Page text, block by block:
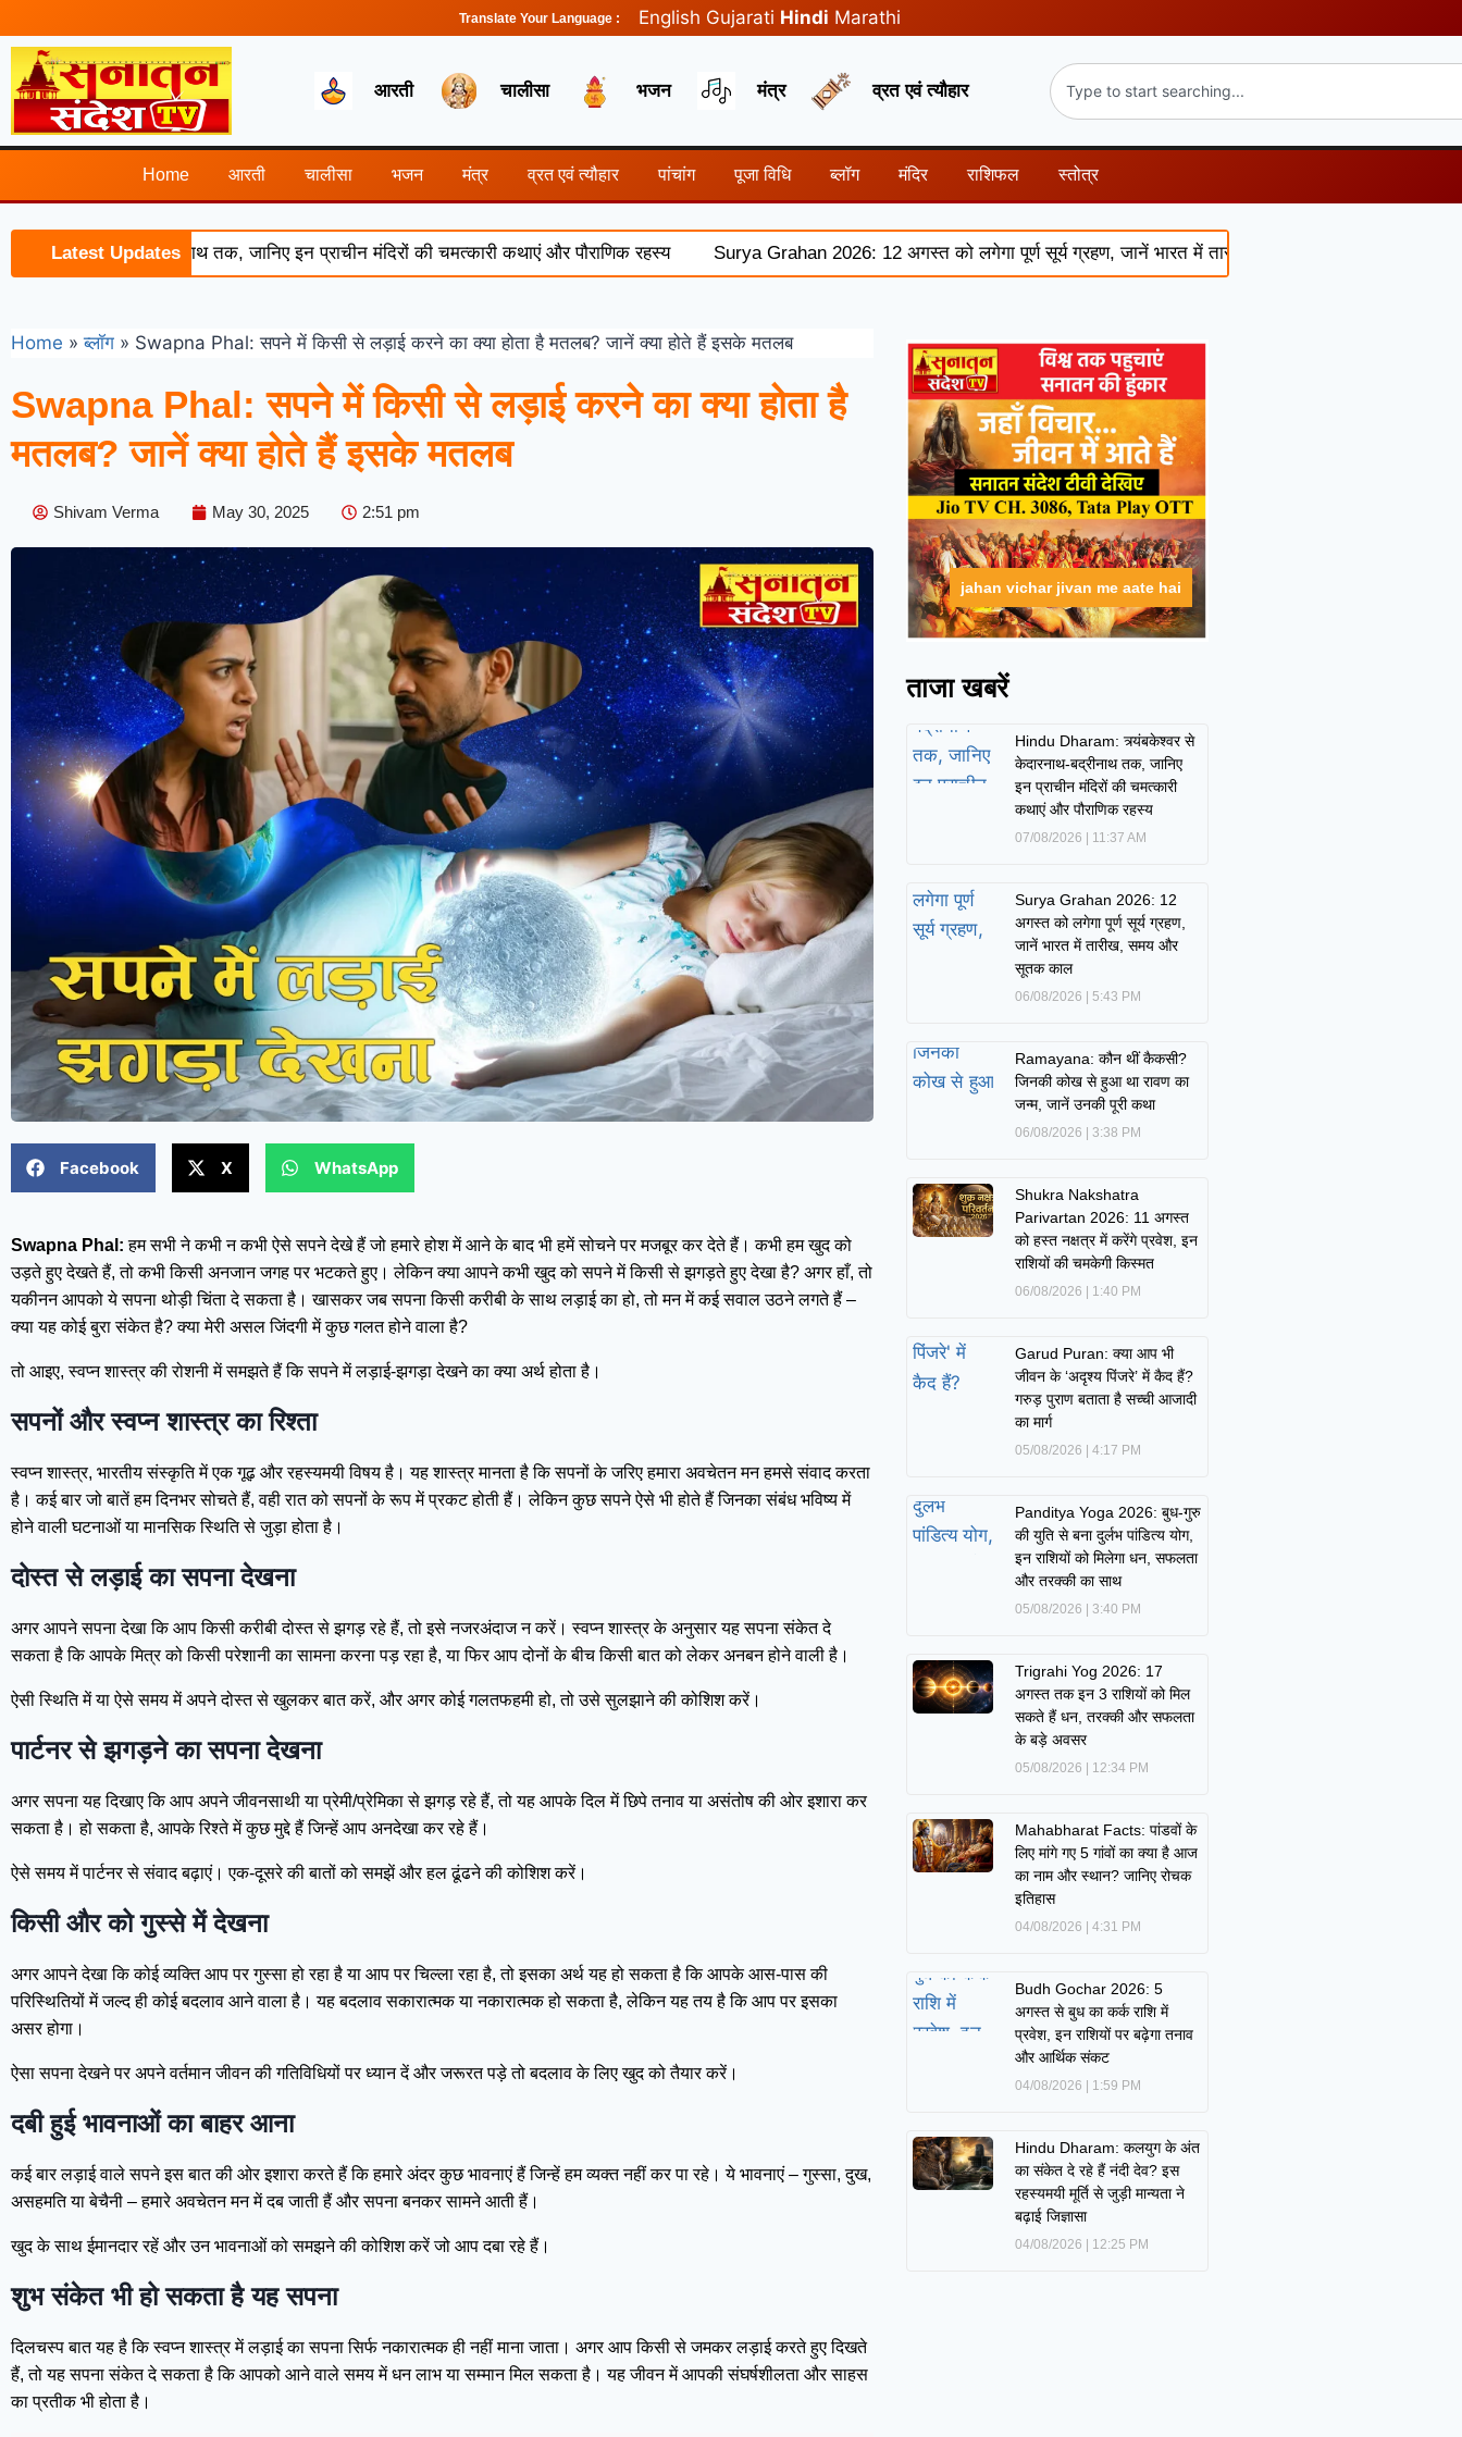
Translate Your Language : English Gujarati Hindi Marathi
आरती चालीसा भजन मंत्र व्रत एवं त्यौहार
Home आरती चालीसा भजन मंत्र व्रत एवं त्यौहार पांचांग पूजा विधि ब्लॉग मंदिर राशिफल स्तोत्र
Latest Updates
केदारनाथ-बद्रीनाथ तक, जानिए इन प्राचीन मंदिरों की चमत्कारी कथाएं और पौराणिक रहस्य Surya Grahan 2026: 12 अगस्त को लगेगा पूर्ण सूर्य ग्रहण, जानें भारत में तारीख, समय और सूतक काल
Home » ब्लॉग » Swapna Phal: सपने में किसी से लड़ाई करने का क्या होता है मतलब? जानें क्या होते हैं इसके मतलब
Swapna Phal: सपने में किसी से लड़ाई करने का क्या होता है
मतलब? जानें क्या होते हैं इसके मतलब
Shivam Verma May 30, 2025 2:51 pm
Facebook X WhatsApp
Swapna Phal: हम सभी ने कभी न कभी ऐसे सपने देखे हैं जो हमारे होश में आने के बाद भी हमें सोचने पर मजबूर कर देते हैं। कभी हम खुद को
उड़ते हुए देखते हैं, तो कभी किसी अनजान जगह पर भटकते हुए। लेकिन क्या आपने कभी खुद को सपने में किसी से झगड़ते हुए देखा है? अगर हाँ, तो
यकीनन आपको ये सपना थोड़ी चिंता दे सकता है। खासकर जब सपना किसी करीबी के साथ लड़ाई का हो, तो मन में कई सवाल उठने लगते हैं –
क्या यह कोई बुरा संकेत है? क्या मेरी असल जिंदगी में कुछ गलत होने वाला है?
तो आइए, स्वप्न शास्त्र की रोशनी में समझते हैं कि सपने में लड़ाई-झगड़ा देखने का क्या अर्थ होता है।
सपनों और स्वप्न शास्त्र का रिश्ता
स्वप्न शास्त्र, भारतीय संस्कृति में एक गूढ़ और रहस्यमयी विषय है। यह शास्त्र मानता है कि सपनों के जरिए हमारा अवचेतन मन हमसे संवाद करता
है। कई बार जो बातें हम दिनभर सोचते हैं, वही रात को सपनों के रूप में प्रकट होती हैं। लेकिन कुछ सपने ऐसे भी होते हैं जिनका संबंध भविष्य में
होने वाली घटनाओं या मानसिक स्थिति से जुड़ा होता है।
दोस्त से लड़ाई का सपना देखना
अगर आपने सपना देखा कि आप किसी करीबी दोस्त से झगड़ रहे हैं, तो इसे नजरअंदाज न करें। स्वप्न शास्त्र के अनुसार यह सपना संकेत दे
सकता है कि आपके मित्र को किसी परेशानी का सामना करना पड़ रहा है, या फिर आप दोनों के बीच किसी बात को लेकर अनबन होने वाली है।
ऐसी स्थिति में या ऐसे समय में अपने दोस्त से खुलकर बात करें, और अगर कोई गलतफहमी हो, तो उसे सुलझाने की कोशिश करें।
पार्टनर से झगड़ने का सपना देखना
अगर सपना यह दिखाए कि आप अपने जीवनसाथी या प्रेमी/प्रेमिका से झगड़ रहे हैं, तो यह आपके दिल में छिपे तनाव या असंतोष की ओर इशारा कर
सकता है। हो सकता है, आपके रिश्ते में कुछ मुद्दे हैं जिन्हें आप अनदेखा कर रहे हैं।
ऐसे समय में पार्टनर से संवाद बढ़ाएं। एक-दूसरे की बातों को समझें और हल ढूंढने की कोशिश करें।
किसी और को गुस्से में देखना
अगर आपने देखा कि कोई व्यक्ति आप पर गुस्सा हो रहा है या आप पर चिल्ला रहा है, तो इसका अर्थ यह हो सकता है कि आपके आस-पास की
परिस्थितियों में जल्द ही कोई बदलाव आने वाला है। यह बदलाव सकारात्मक या नकारात्मक हो सकता है, लेकिन यह तय है कि आप पर इसका
असर होगा।
ऐसा सपना देखने पर अपने वर्तमान जीवन की गतिविधियों पर ध्यान दें और जरूरत पड़े तो बदलाव के लिए खुद को तैयार करें।
दबी हुई भावनाओं का बाहर आना
कई बार लड़ाई वाले सपने इस बात की ओर इशारा करते हैं कि हमारे अंदर कुछ भावनाएं हैं जिन्हें हम व्यक्त नहीं कर पा रहे। ये भावनाएं – गुस्सा, दुख,
असहमति या बेचैनी – हमारे अवचेतन मन में दब जाती हैं और सपना बनकर सामने आती हैं।
खुद के साथ ईमानदार रहें और उन भावनाओं को समझने की कोशिश करें जो आप दबा रहे हैं।
शुभ संकेत भी हो सकता है यह सपना
दिलचस्प बात यह है कि स्वप्न शास्त्र में लड़ाई का सपना सिर्फ नकारात्मक ही नहीं माना जाता। अगर आप किसी से जमकर लड़ाई करते हुए दिखते
हैं, तो यह सपना संकेत दे सकता है कि आपको आने वाले समय में धन लाभ या सम्मान मिल सकता है। यह जीवन में आपकी संघर्षशीलता और साहस
का प्रतीक भी होता है।
jahan vichar jivan me aate hai
ताजा खबरें
Hindu Dharam: त्र्यंबकेश्वर से
केदारनाथ-बद्रीनाथ तक, जानिए
इन प्राचीन मंदिरों की चमत्कारी
कथाएं और पौराणिक रहस्य
07/08/2026 11:37 AM
Surya Grahan 2026: 12
अगस्त को लगेगा पूर्ण सूर्य ग्रहण,
जानें भारत में तारीख, समय और
सूतक काल
06/08/2026 5:43 PM
Ramayana: कौन थीं कैकसी?
जिनकी कोख से हुआ था रावण का
जन्म, जानें उनकी पूरी कथा
06/08/2026 3:38 PM
Shukra Nakshatra
Parivartan 2026: 11 अगस्त
को हस्त नक्षत्र में करेंगे प्रवेश, इन
राशियों की चमकेगी किस्मत
06/08/2026 1:40 PM
Garud Puran: क्या आप भी
जीवन के ‘अदृश्य पिंजरे’ में कैद हैं?
गरुड़ पुराण बताता है सच्ची आजादी
का मार्ग
05/08/2026 4:17 PM
Panditya Yoga 2026: बुध-गुरु
की युति से बना दुर्लभ पांडित्य योग,
इन राशियों को मिलेगा धन, सफलता
और तरक्की का साथ
05/08/2026 3:40 PM
Trigrahi Yog 2026: 17
अगस्त तक इन 3 राशियों को मिल
सकते हैं धन, तरक्की और सफलता
के बड़े अवसर
05/08/2026 12:34 PM
Mahabharat Facts: पांडवों के
लिए मांगे गए 5 गांवों का क्या है आज
का नाम और स्थान? जानिए रोचक
इतिहास
04/08/2026 4:31 PM
Budh Gochar 2026: 5
अगस्त से बुध का कर्क राशि में
प्रवेश, इन राशियों पर बढ़ेगा तनाव
और आर्थिक संकट
04/08/2026 1:59 PM
Hindu Dharam: कलयुग के अंत
का संकेत दे रहे हैं नंदी देव? इस
रहस्यमयी मूर्ति से जुड़ी मान्यता ने
बढ़ाई जिज्ञासा
04/08/2026 12:25 PM